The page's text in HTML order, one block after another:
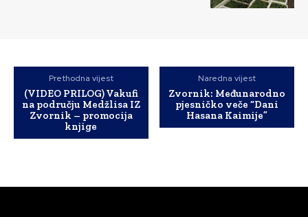
Prethodna vijest
(VIDEO PRILOG) Vakufi
na području Medžlisa IZ
Zvornik – promocija
knjige
Naredna vijest
Zvornik: Međunarodno
pjesničko veče “Dani
Hasana Kaimije”